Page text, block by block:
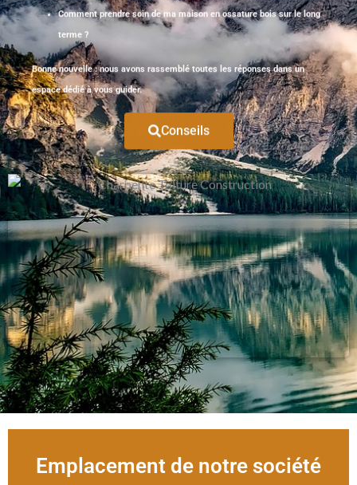
Comment prendre soin de ma maison en ossature bois sur le long
terme ?
Bonne nouvelle : nous avons rassemblé toutes les réponses dans un
espace dédié à vous guider.
Conseils
Emplacement de notre société